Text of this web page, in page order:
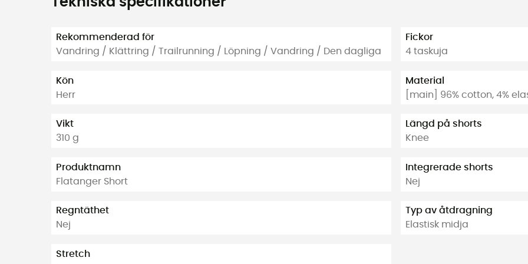
Rekommenderad för
Vandring / Klättring / Trailrunning / Löpning / Vandring / Den dagliga
Kön
Herr
Vikt
310 g
Produktnamn
Flatanger Short
Regntäthet
Nej
Stretch
Fickor
4 taskuja
Material
[main] 96% cotton, 4%
Längd på shorts
Knee
Integrerade shorts
Nej
Typ av åtdragning
Elastisk midja